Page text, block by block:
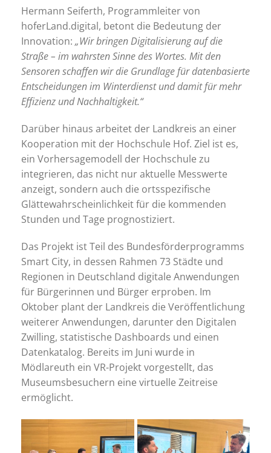
Hermann Seiferth, Programmleiter von
hoferLand.digital, betont die Bedeutung der
Innovation: „Wir bringen Digitalisierung auf die
Straße – im wahrsten Sinne des Wortes. Mit den
Sensoren schaffen wir die Grundlage für datenbasierte
Entscheidungen im Winterdienst und damit für mehr
Effizienz und Nachhaltigkeit.“
Darüber hinaus arbeitet der Landkreis an einer
Kooperation mit der Hochschule Hof. Ziel ist es,
ein Vorhersagemodell der Hochschule zu
integrieren, das nicht nur aktuelle Messwerte
anzeigt, sondern auch die ortsspezifische
Glättewahrscheinlichkeit für die kommenden
Stunden und Tage prognostiziert.
Das Projekt ist Teil des Bundesförderprogramms
Smart City, in dessen Rahmen 73 Städte und
Regionen in Deutschland digitale Anwendungen
für Bürgerinnen und Bürger erproben. Im
Oktober plant der Landkreis die Veröffentlichung
weiterer Anwendungen, darunter den Digitalen
Zwilling, statistische Dashboards und einen
Datenkatalog. Bereits im Juni wurde in
Mödlareuth ein VR-Projekt vorgestellt, das
Museumsbesuchern eine virtuelle Zeitreise
ermöglicht.